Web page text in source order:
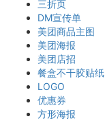
三折页
DM宣传单
美团商品主图
美团海报
美团店招
餐盒不干胶贴纸
LOGO
优惠券
方形海报